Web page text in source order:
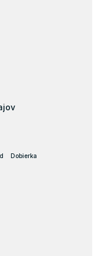
Dobierka